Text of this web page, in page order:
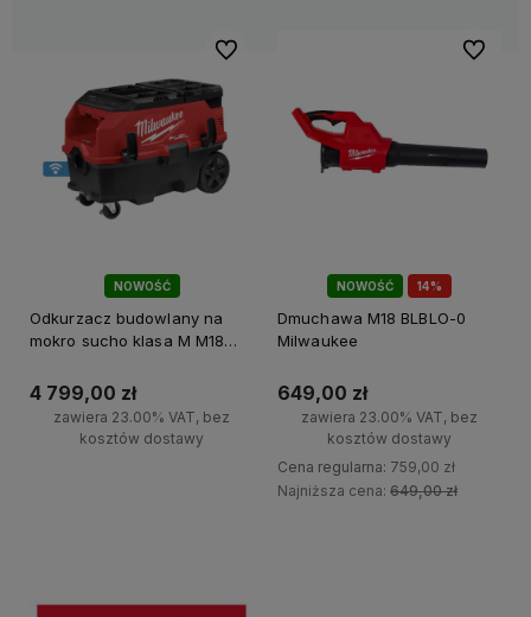
NOWOŚĆ
Odkurzacz budowlany na
mokro sucho klasa M M18
4 799,00 zł
zawiera 23.00% VAT, bez
kosztów dostawy
Do ulubionych
14%
NOWOŚĆ
Dmuchawa M18 BLBLO-0
Milwaukee
649,00 zł
zawiera 23.00% VAT, bez
kosztów dostawy
Cena regularna: 759,00 zł
Najniższa cena: 649,00 zł
Do